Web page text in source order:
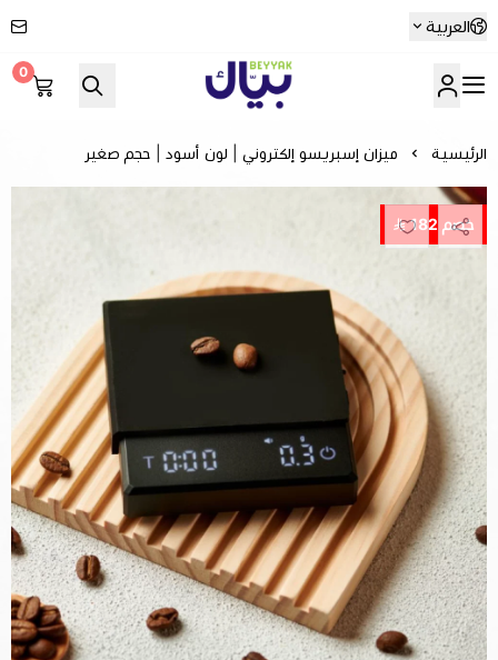
العربية
Beyyak
0
الرئيسية ميزان إسبريسو إلكتروني | لون أسود | حجم صغير
خصم 182